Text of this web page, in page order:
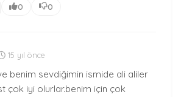
0 0
15 yıl önce
benim sevdiğimin ismide ali aliler
çok iyi olurlar.benim için çok